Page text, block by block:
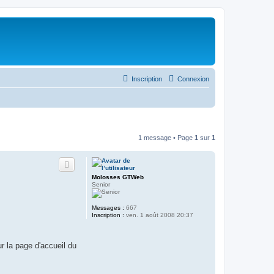
Connexion
Inscription
1 message • Page 1 sur 1
Molosses GTWeb
Senior
Messages : 667
Inscription : ven. 1 août 2008 20:37
la page d'accueil du